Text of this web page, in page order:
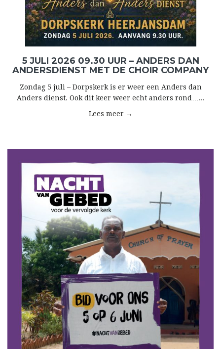
5 JULI 2026 09.30 UUR – ANDERS DAN
ANDERSDIENST MET DE CHOIR COMPANY
Zondag 5 juli – Dorpskerk is er weer een Anders dan
Anders dienst. Ook dit keer weer echt anders rond…...
Lees meer →